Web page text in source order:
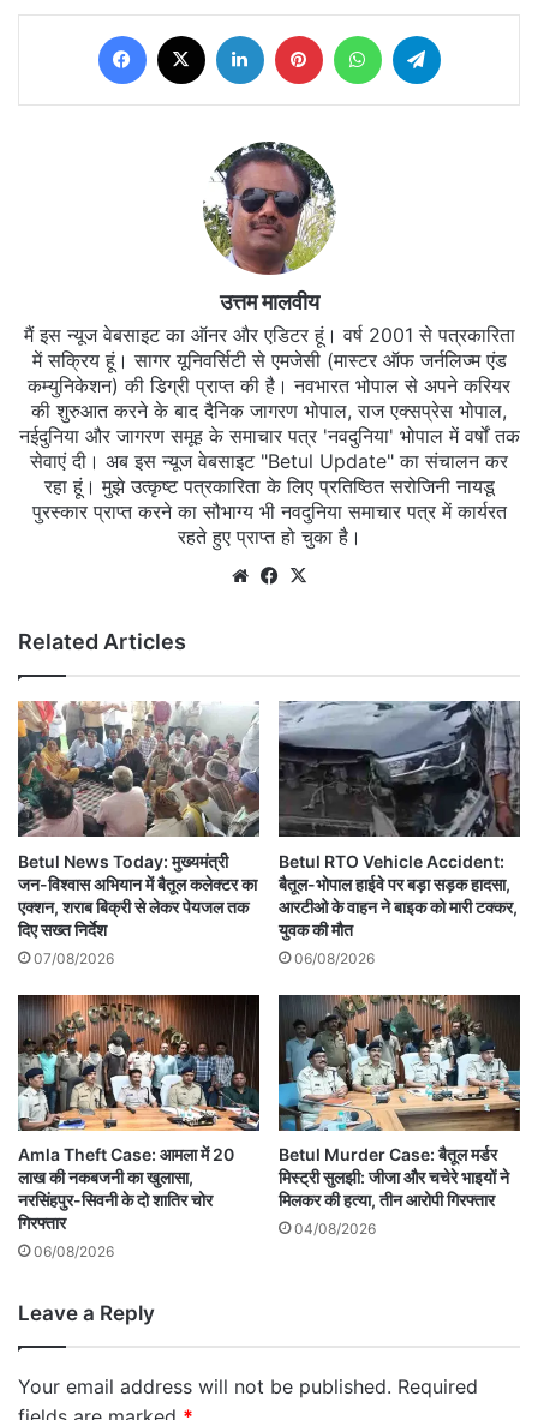
Facebook LinkedIn PinterestWhatsApp
उत्तम मालवीय
मैं इस न्यूज वेबसाइट का ऑनर और एडिटर हूं। वर्ष 2001 से पत्रकारिता
में सक्रिय हूं। सागर यूनिवर्सिटी से एमजेसी (मास्टर ऑफ जर्नलिज्म एंड
कम्युनिकेशन) की डिग्री प्राप्त की है। नवभारत भोपाल से अपने करियर
की शुरुआत करने के बाद दैनिक जागरण भोपाल, राज एक्सप्रेस भोपाल,
नईदुनिया और जागरण समूह के समाचार पत्र 'नवदुनिया' भोपाल में वर्षों तक
सेवाएं दी। अब इस न्यूज वेबसाइट "Betul Update" का संचालन कर
रहा हूं। मुझे उत्कृष्ट पत्रकारिता के लिए प्रतिष्ठित सरोजिनी नायडू
पुरस्कार प्राप्त करने का सौभाग्य भी नवदुनिया समाचार पत्र में कार्यरत
रहते हुए प्राप्त हो चुका है।
WebsiteFacebook
Related Articles
Betul News Today: मुख्यमंत्री
जन-विश्वास अभियान में बैतूल कलेक्टर का
एक्शन, शराब बिक्री से लेकर पेयजल तक
दिए सख्त निर्देश
07/08/2026
Betul RTO Vehicle Accident:
बैतूल-भोपाल हाईवे पर बड़ा सड़क हादसा,
आरटीओ के वाहन ने बाइक को मारी टक्कर,
युवक की मौत
06/08/2026
Amla Theft Case: आमला में 20
लाख की नकबजनी का खुलासा,
नरसिंहपुर-सिवनी के दो शातिर चोर
गिरफ्तार
06/08/2026
Betul Murder Case: बैतूल मर्डर
मिस्ट्री सुलझी: जीजा और चचेरे भाइयों ने
मिलकर की हत्या, तीन आरोपी गिरफ्तार
04/08/2026
Leave a Reply
Your email address will not be published. Required